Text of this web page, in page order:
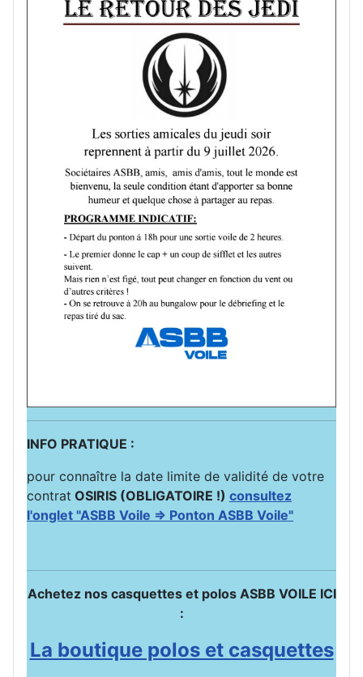
INFO PRATIQUE :
pour connaître la date limite de validité de votre
contrat OSIRIS (OBLIGATOIRE !) consultez
l'onglet "ASBB Voile => Ponton ASBB Voile"
Achetez nos casquettes et polos ASBB VOILE ICI
:
La boutique polos et casquettes